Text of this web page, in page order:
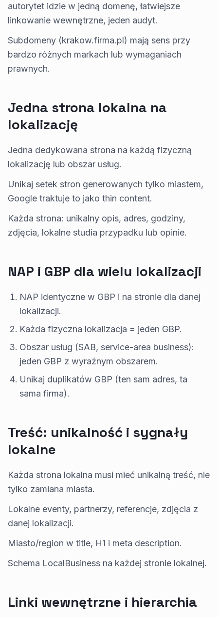
autorytet idzie w jedną domenę, łatwiejsze
linkowanie wewnętrzne, jeden audyt.
Subdomeny (krakow.firma.pl) mają sens przy
bardzo różnych markach lub wymaganiach
prawnych.
Jedna strona lokalna na
lokalizację
Jedna dedykowana strona na każdą fizyczną
lokalizację lub obszar usług.
Unikaj setek stron generowanych tylko miastem,
Google traktuje to jako thin content.
Każda strona: unikalny opis, adres, godziny,
zdjęcia, lokalne studia przypadku lub opinie.
NAP i GBP dla wielu lokalizacji
NAP identyczne w GBP i na stronie dla danej
lokalizacji.
Każda fizyczna lokalizacja = jeden GBP.
Obszar usług (SAB, service-area business):
jeden GBP z wyraźnym obszarem.
Unikaj duplikatów GBP (ten sam adres, ta
sama firma).
Treść: unikalność i sygnały
lokalne
Każda strona lokalna musi mieć unikalną treść, nie
tylko zamiana miasta.
Lokalne eventy, partnerzy, referencje, zdjęcia z
danej lokalizacji.
Miasto/region w title, H1 i meta description.
Schema LocalBusiness na każdej stronie lokalnej.
Linki wewnętrzne i hierarchia